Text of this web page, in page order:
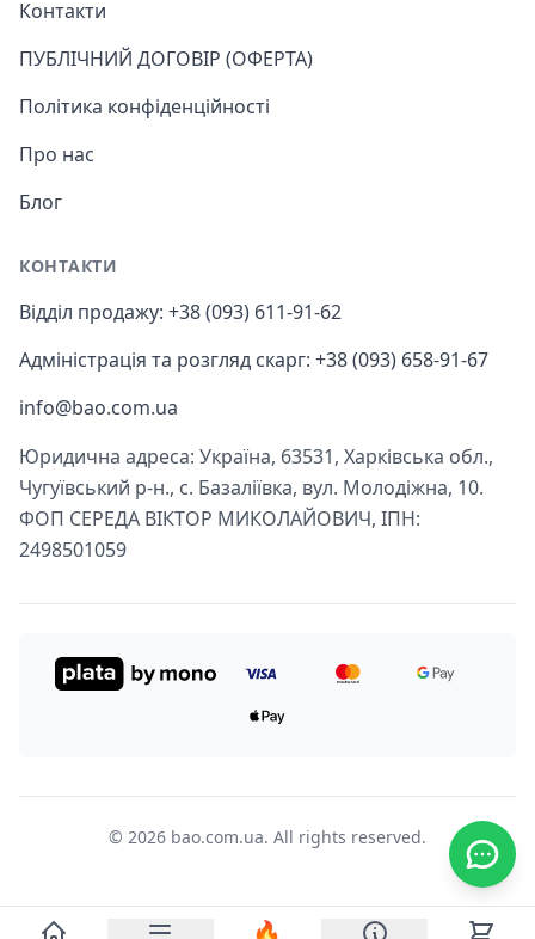
Контакти
ПУБЛІЧНИЙ ДОГОВІР (ОФЕРТА)
Політика конфіденційності
Про нас
Блог
КОНТАКТИ
Відділ продажу: +38 (093) 611-91-62
Адміністрація та розгляд скарг: +38 (093) 658-91-67
info@bao.com.ua
Юридична адреса: Україна, 63531, Харківська обл.,
Чугуївський р-н., с. Базаліївка, вул. Молодіжна, 10.
ФОП СЕРЕДА ВІКТОР МИКОЛАЙОВИЧ, ІПН:
2498501059
© 2026 bao.com.ua. All rights reserved.
🔥